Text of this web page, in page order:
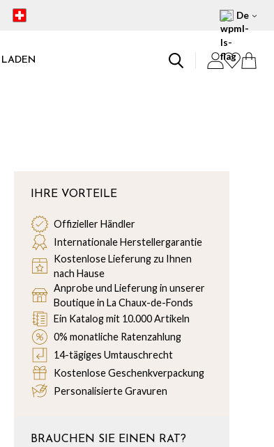
De
IHRE VORTEILE
Offizieller Händler
Internationale Herstellergarantie
Kostenlose Lieferung zu Ihnen
nach Hause
Anprobe und Lieferung in unserer
Boutique in La Chaux-de-Fonds
Ein Katalog mit 10.000 Artikeln
0% monatliche Ratenzahlung
14-tägiges Umtauschrecht
Kostenlose Geschenkverpackung
Personalisierte Gravuren
BRAUCHEN SIE EINEN RAT?